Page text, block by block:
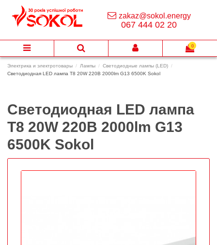
Электрика и электротовары Лампы
Светодиодные лампы (LED)
Светодиодная LED лампа Т8 20W 220В 2000lm G13 6500K Sokol
Светодиодная LED лампа
Т8 20W 220В 2000lm G13
6500K Sokol
zakaz@sokol.energy
067 444 02 20
0